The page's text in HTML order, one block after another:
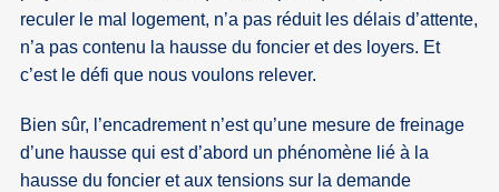
reculer le mal logement, n’a pas réduit les délais d’attente,
n’a pas contenu la hausse du foncier et des loyers. Et
c’est le défi que nous voulons relever.
Bien sûr, l’encadrement n’est qu’une mesure de freinage
d’une hausse qui est d’abord un phénomène lié à la
hausse du foncier et aux tensions sur la demande